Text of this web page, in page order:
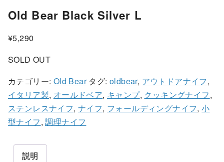
Old Bear Black Silver L
¥5,290
SOLD OUT
カテゴリー: Old Bear タグ:oldbear, アウトドアナイフ,
イタリア製, オールドベア, キャンプ, クッキングナイフ,
ステンレスナイフ,ナイフ, フォールディングナイフ,小
型ナイフ,調理ナイフ
説明